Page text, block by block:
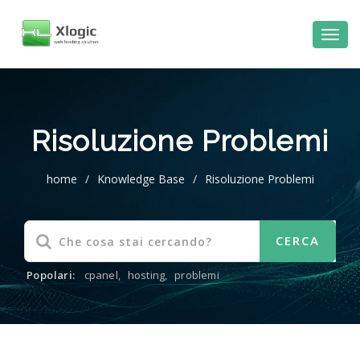
Risoluzione Problemi
home / Knowledge Base / Risoluzione Problemi
Popolari: cpanel, hosting, problemi